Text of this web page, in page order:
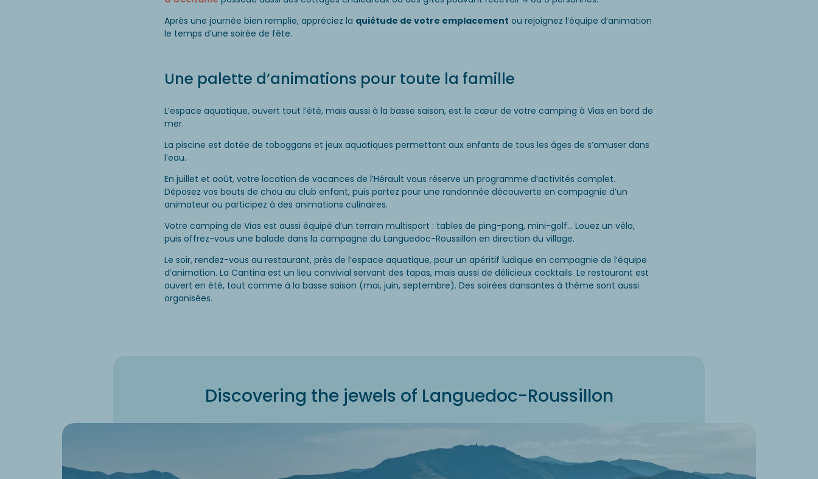
Après une journée bien remplie, appréciez la quiétude de votre emplacement ou rejoignez l’équipe d’animation
le temps d’une soirée de fête.
Une palette d’animations pour toute la famille
L’espace aquatique, ouvert tout l’été, mais aussi à la basse saison, est le cœur de votre camping à Vias en bord de
mer.
La piscine est dotée de toboggans et jeux aquatiques permettant aux enfants de tous les âges de s’amuser dans
l’eau.
En juillet et août, votre location de vacances de l’Hérault vous réserve un programme d’activités complet.
Déposez vos bouts de chou au club enfant, puis partez pour une randonnée découverte en compagnie d’un
animateur ou participez à des animations culinaires.
Votre camping de Vias est aussi équipé d’un terrain multisport : tables de ping-pong, mini-golf… Louez un vélo,
puis offrez-vous une balade dans la campagne du Languedoc-Roussillon en direction du village.
Le soir, rendez-vous au restaurant, près de l’espace aquatique, pour un apéritif ludique en compagnie de l’équipe
d’animation. La Cantina est un lieu convivial servant des tapas, mais aussi de délicieux cocktails. Le restaurant est
ouvert en été, tout comme à la basse saison (mai, juin, septembre). Des soirées dansantes à thème sont aussi
organisées.
Discovering the jewels of Languedoc-Roussillon